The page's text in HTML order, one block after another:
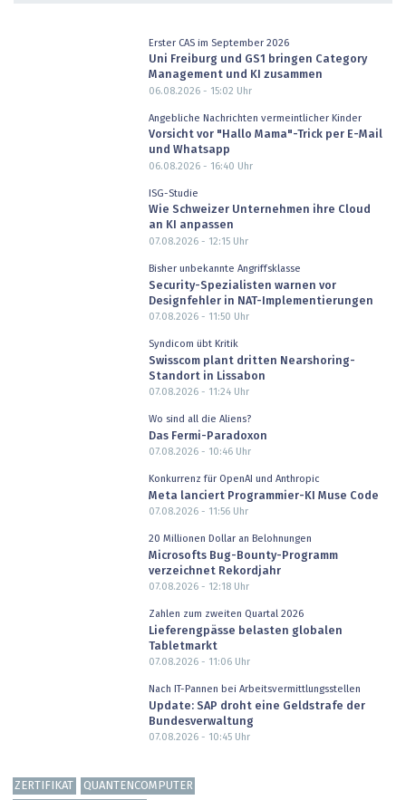
Erster CAS im September 2026
Uni Freiburg und GS1 bringen Category
Management und KI zusammen
06.08.2026 - 15:02 Uhr
Angebliche Nachrichten vermeintlicher Kinder
Vorsicht vor "Hallo Mama"-Trick per E-Mail
und Whatsapp
06.08.2026 - 16:40 Uhr
ISG-Studie
Wie Schweizer Unternehmen ihre Cloud
an KI anpassen
07.08.2026 - 12:15Uhr
Bisher unbekannte Angriffsklasse
Security-Spezialisten warnen vor
Designfehler in NAT-Implementierungen
07.08.2026 - 11:50 Uhr
Syndicom übt Kritik
Swisscom plant dritten Nearshoring-
Standort in Lissabon
07.08.2026 - 11:24Uhr
Wo sind all die Aliens?
Das Fermi-Paradoxon
07.08.2026 - 10:46Uhr
Konkurrenz für OpenAI und Anthropic
Meta lanciert Programmier-KI Muse Code
07.08.2026 - 11:56Uhr
20 Millionen Dollar an Belohnungen
Microsofts Bug-Bounty-Programm
verzeichnet Rekordjahr
07.08.2026 - 12:18Uhr
Zahlen zum zweiten Quartal 2026
Lieferengpässe belasten globalen
Tabletmarkt
07.08.2026 - 11:06Uhr
Nach IT-Pannen bei Arbeitsvermittlungsstellen
Update: SAP droht eine Geldstrafe der
Bundesverwaltung
07.08.2026 - 10:45Uhr
ZERTIFIKAT QUANTENCOMPUTER